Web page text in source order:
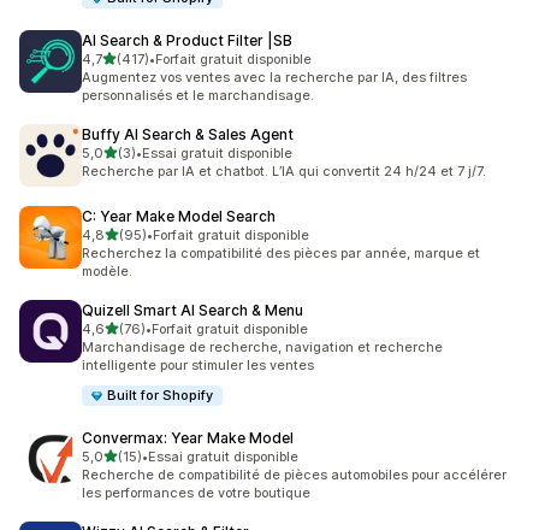
AI Search & Product Filter |SB
4,7étoile(s) sur 5
(417)
417 avis au total
•Forfait gratuit disponible
Augmentez vos ventes avec la recherche par IA, des filtres
personnalisés et le marchandisage.
Buffy AI Search & Sales Agent
5,0étoile(s) sur 5
(3)
3 avis au total
•Essai gratuit disponible
Recherche par IA et chatbot. L’IA qui convertit 24 h/24 et 7 j/7.
C: Year Make Model Search
4,8étoile(s) sur 5
(95)
95 avis au total
•Forfait gratuit disponible
Recherchez la compatibilité des pièces par année, marque et
modèle.
Quizell Smart AI Search & Menu
4,6étoile(s) sur 5
(76)
76 avis au total
•Forfait gratuit disponible
Marchandisage de recherche, navigation et recherche
intelligente pour stimuler les ventes
Built for Shopify
Convermax: Year Make Model
5,0étoile(s) sur 5
(15)
15 avis au total
•Essai gratuit disponible
Recherche de compatibilité de pièces automobiles pour accélérer
les performances de votre boutique